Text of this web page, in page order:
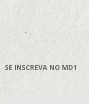
SE INSCREVA NO MD1